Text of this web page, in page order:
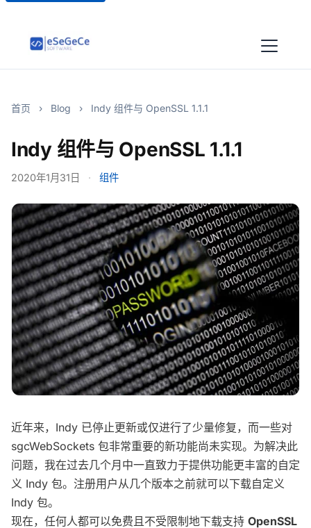
首页 › Blog › Indy 组件与 OpenSSL 1.1.1
Indy 组件与 OpenSSL 1.1.1
2020年1月31日 · 组件
近年来，Indy 已停止更新或仅进行了少量修复，而一些对
sgcWebSockets 包非常重要的新功能尚未实现。为解决此
问题，我在过去几个月中一直致力于提供功能更丰富的自定
义 Indy 包。注册用户从几个版本之前就可以下载自定义
Indy 包。
现在，任何人都可以免费且不受限制地下载支持 OpenSSL